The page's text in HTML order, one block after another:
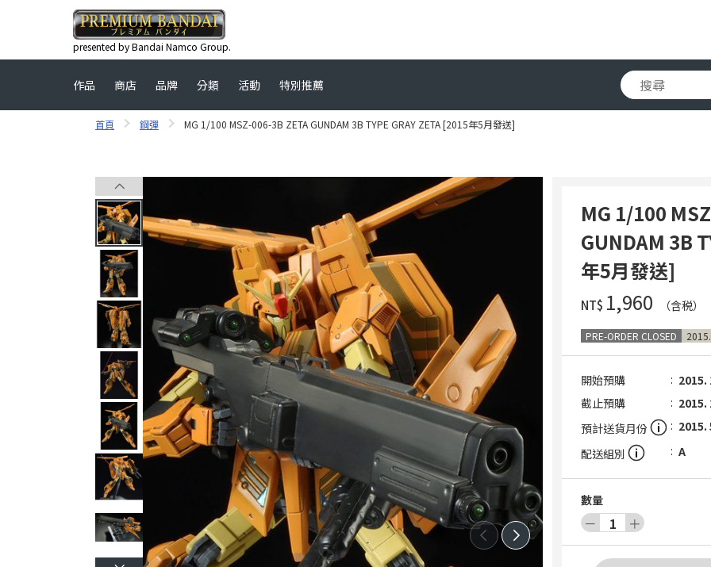
presented by Bandai Namco Group.
作品 商店 品牌 分類 活動 特別推薦
首頁 鋼彈 MG 1/100 MSZ-006-3B ZETA GUNDAM 3B TYPE GRAY ZETA [2015年5月發送]
MG 1/100
GUNDAM 3B
年5月發送]
NT$ ‌1,960 （含税）
PRE-ORDER CLOSED
開始預購
2015.
截止預購
2015.
預計送貨月份
2015.
配送組別
A
數量
－ 1 ＋